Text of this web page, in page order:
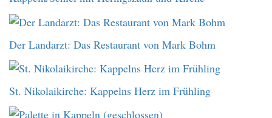
Der Landarzt: Das Restaurant von Mark Bohm
St. Nikolaikirche: Kappelns Herz im Frühling